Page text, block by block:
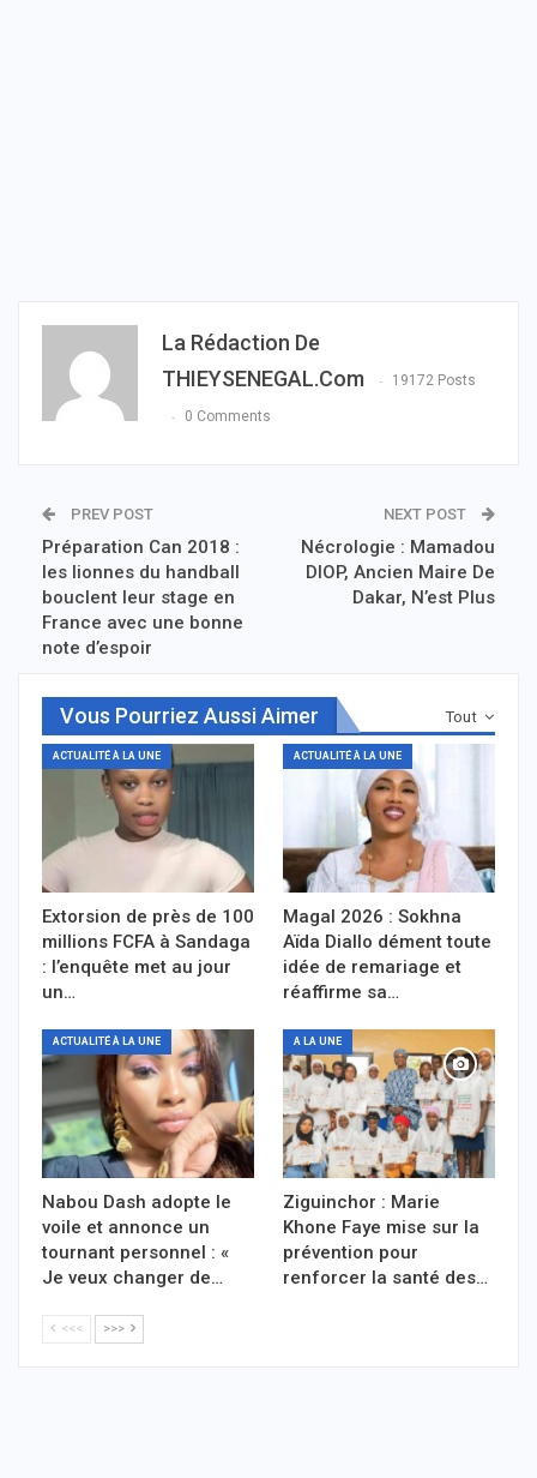
La Rédaction De
THIEYSENEGAL.com
19172 Posts
0 Comments
PREV POST
Préparation Can 2018 :
les lionnes du handball
bouclent leur stage en
France avec une bonne
note d’espoir
NEXT POST
Nécrologie : Mamadou
DIOP, Ancien Maire De
Dakar, N’est Plus
Tout
Vous Pourriez Aussi Aimer
ACTUALITÉ À LA UNE
Extorsion de près de 100
millions FCFA à Sandaga
: l’enquête met au jour
un…
ACTUALITÉ À LA UNE
Magal 2026 : Sokhna
Aïda Diallo dément toute
idée de remariage et
réaffirme sa…
ACTUALITÉ À LA UNE
Nabou Dash adopte le
voile et annonce un
tournant personnel : «
Je veux changer de…
A LA UNE
Ziguinchor : Marie
Khone Faye mise sur la
prévention pour
renforcer la santé des…
<<< >>>